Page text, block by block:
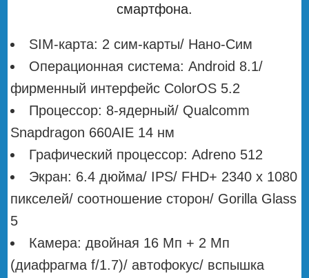
смартфона.
SIM-карта: 2 сим-карты/ Нано-Сим
Операционная система: Android 8.1/
фирменный интерфейс ColorOS 5.2
Процессор: 8-ядерный/ Qualcomm
Snapdragon 660AIE 14 нм
Графический процессор: Adreno 512
Экран: 6.4 дюйма/ IPS/ FHD+ 2340 х 1080
пикселей/ соотношение сторон/ Gorilla Glass
5
Камера: двойная 16 Мп + 2 Мп
(диафрагма f/1.7)/ автофокус/ вспышка